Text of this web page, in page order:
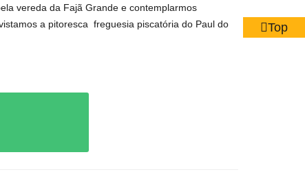
vereda da Fajã Grande e contemplarmos
a pitoresca freguesia piscatória do Paul do
Top